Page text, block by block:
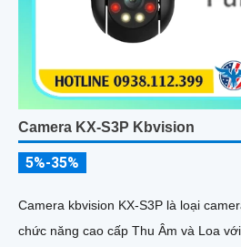
Camera KX-S3P Kbvision
5%-35%
Camera kbvision KX-S3P là loại
chức năng cao cấp Thu Âm và Loa